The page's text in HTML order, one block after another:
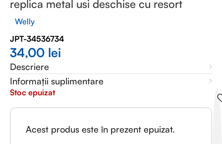
replica metal usi deschise cu resort
Welly
JPT-34536734
34,00 lei
Descriere
Informații suplimentare
Stoc epuizat
Acest produs este în prezent epuizat.